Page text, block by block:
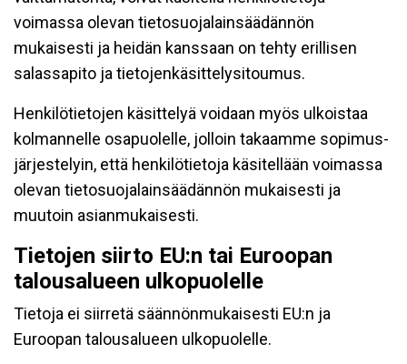
voimassa olevan tietosuojalainsäädännön
mukaisesti ja heidän kanssaan on tehty erillisen
salassapito ja tietojenkäsittelysitoumus.
Henkilötietojen käsittelyä voidaan myös ulkoistaa
kolmannelle osapuolelle, jolloin takaamme sopimus-
järjestelyin, että henkilötietoja käsitellään voimassa
olevan tietosuojalainsäädännön mukaisesti ja
muutoin asianmukaisesti.
Tietojen siirto EU:n tai Euroopan
talousalueen ulkopuolelle
Tietoja ei siirretä säännönmukaisesti EU:n ja
Euroopan talousalueen ulkopuolelle.